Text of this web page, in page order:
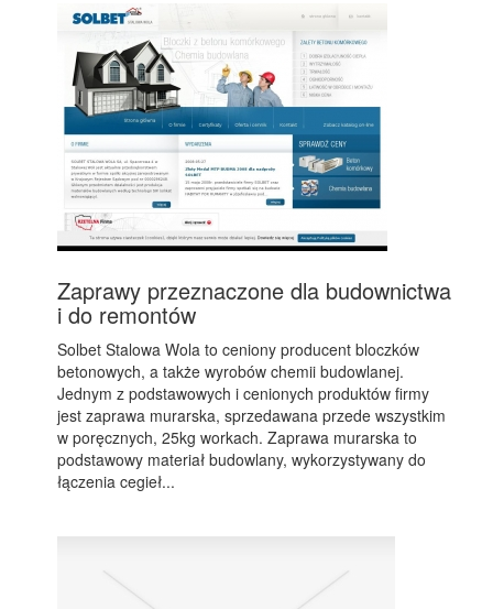
Zaprawy przeznaczone dla budownictwa
i do remontów
Solbet Stalowa Wola to ceniony producent bloczków
betonowych, a także wyrobów chemii budowlanej.
Jednym z podstawowych i cenionych produktów firmy
jest zaprawa murarska, sprzedawana przede wszystkim
w poręcznych, 25kg workach. Zaprawa murarska to
podstawowy materiał budowlany, wykorzystywany do
łączenia cegieł...